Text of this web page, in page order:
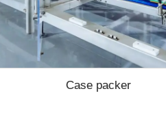
Case packer